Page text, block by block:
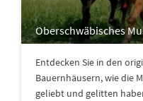
Oberschwäbisches
Entdecken Sie in den
Bauernhäusern, wie die
geliebt und gelitten